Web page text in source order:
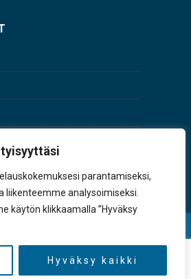
parantamiseksi,
liikenteemme analysoimiseksi.
käytön klikkaamalla ”Hyväksy
Hyväksy kaikki
8